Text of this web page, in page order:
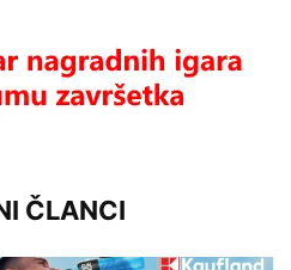
ČLANCI